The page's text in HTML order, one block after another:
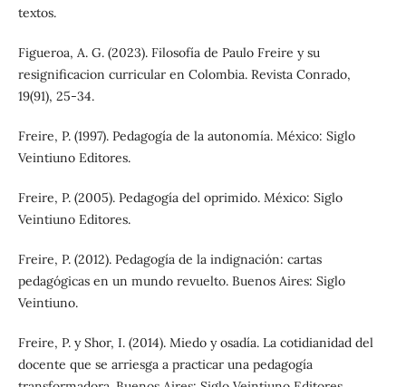
textos.
Figueroa, A. G. (2023). Filosofía de Paulo Freire y su
resignificacion curricular en Colombia. Revista Conrado,
19(91), 25-34.
Freire, P. (1997). Pedagogía de la autonomía. México: Siglo
Veintiuno Editores.
Freire, P. (2005). Pedagogía del oprimido. México: Siglo
Veintiuno Editores.
Freire, P. (2012). Pedagogía de la indignación: cartas
pedagógicas en un mundo revuelto. Buenos Aires: Siglo
Veintiuno.
Freire, P. y Shor, I. (2014). Miedo y osadía. La cotidianidad del
docente que se arriesga a practicar una pedagogía